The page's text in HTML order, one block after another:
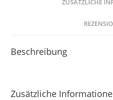
ZUSÄTZLICHE
Beschreibung
Zusätzliche